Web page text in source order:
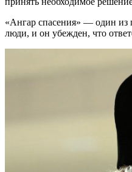
«Ангар спасения» — один из
люди, и он убежден, что